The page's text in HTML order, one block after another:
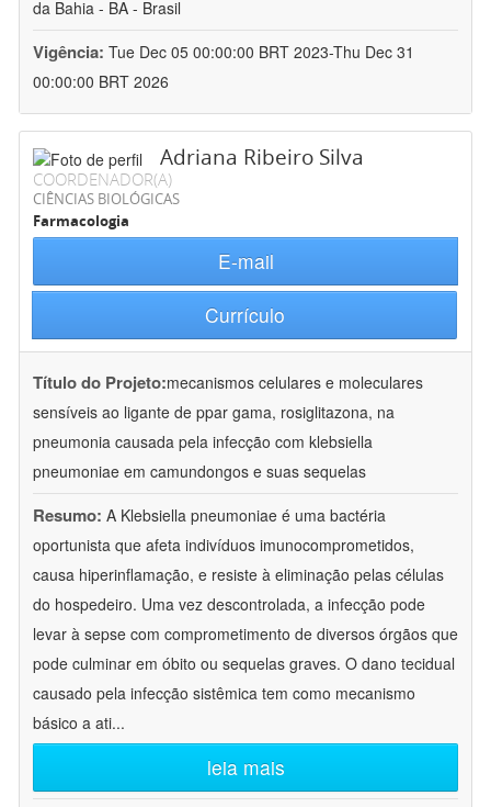
da Bahia - BA - Brasil
Vigência: Tue Dec 05 00:00:00 BRT 2023-Thu Dec 31
00:00:00 BRT 2026
Adriana Ribeiro Silva
COORDENADOR(A)
CIÊNCIAS BIOLÓGICAS
Farmacologia
E-mail
Currículo
Título do Projeto:mecanismos celulares e moleculares
sensíveis ao ligante de ppar gama, rosiglitazona, na
pneumonia causada pela infecção com klebsiella
pneumoniae em camundongos e suas sequelas
Resumo: A Klebsiella pneumoniae é uma bactéria
oportunista que afeta indivíduos imunocomprometidos,
causa hiperinflamação, e resiste à eliminação pelas células
do hospedeiro. Uma vez descontrolada, a infecção pode
levar à sepse com comprometimento de diversos órgãos que
pode culminar em óbito ou sequelas graves. O dano tecidual
causado pela infecção sistêmica tem como mecanismo
básico a ati...
leia mais